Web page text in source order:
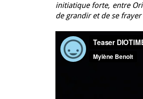
initiatique forte, entre
de grandir et de se